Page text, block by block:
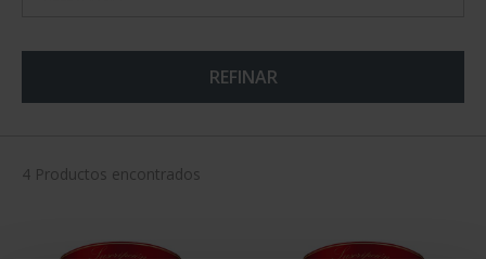
REFINAR
4 Productos encontrados